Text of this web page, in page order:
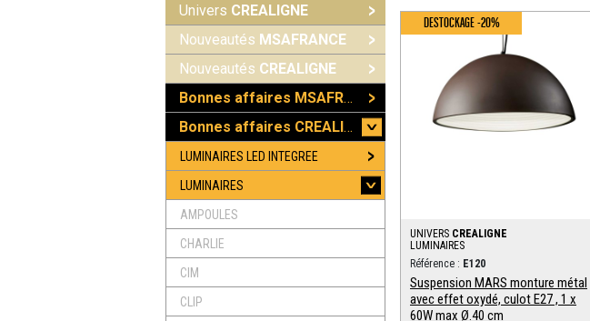
Univers CREALIGNE
Nouveautés MSAFRANCE
Nouveautés CREALIGNE
Bonnes affaires MSAFRANCE
Bonnes affaires CREALIGNE
LUMINAIRES LED INTEGREE
LUMINAIRES
AMPOULES
CHARLIE
CIM
CLIP
DESTOCKAGE -20%
UNIVERS CREALIGNE
LUMINAIRES
Référence : E120
Suspension MARS monture métal
avec effet oxydé, culot E27 , 1 x
60W max Ø.40 cm